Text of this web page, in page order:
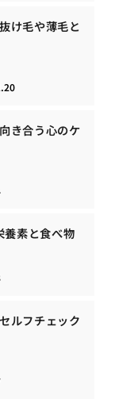
け毛や薄毛と
き合う心のケ
養素と食べ物
ルフチェック